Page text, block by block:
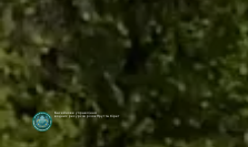
Басейнове управління
водних ресурсів річок Прут та Сірет